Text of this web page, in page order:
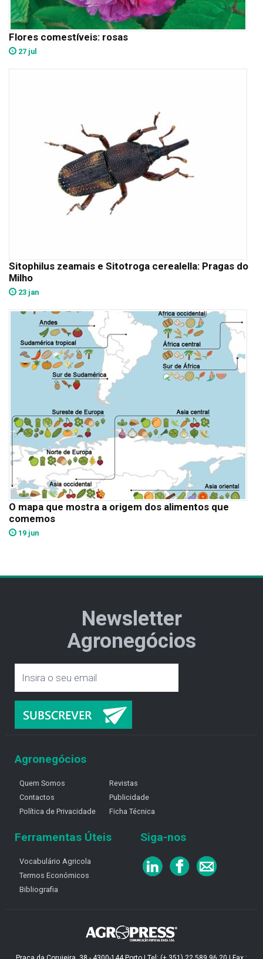
Flores comestíveis: rosas
27 jul
Sitophilus zeamais e Sitotroga cerealella: Pragas do
Milho
23 jan
O mapa que mostra a origem dos alimentos que
comemos
19 jun
Newsletter
Agronegócios
Agronegócios
Quem Somos
Contactos
Política de Privacidade
Revistas
Publicidade
Ficha Técnica
Ferramentas Úteis
Vocabulário Agricola
Termos Económicos
Bibliografia
Siga-nos